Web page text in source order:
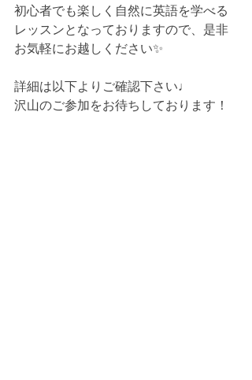
初心者でも楽しく自然に英語を学べる
レッスンとなっておりますので、是非
お気軽にお越しください✨
詳細は以下よりご確認下さい♩
沢山のご参加をお待ちしております！